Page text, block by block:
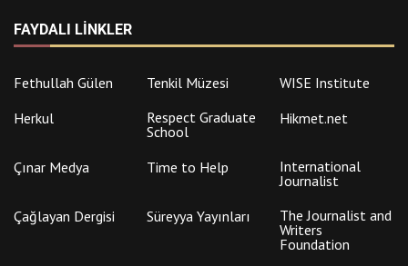
FAYDALI LINKLER
Fethullah Gülen Tenkil Müzesi
WISE Institute
Herkul
Respect Graduate
School
Hikmet.net
Çınar Medya Time to Help
International
Journalist
Çağlayan Dergisi
Süreyya Yayınları
The Journalist and
Writers
Foundation